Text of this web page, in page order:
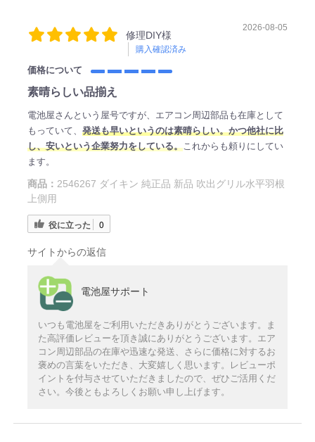
修理DIY様
購入確認済み
2026-08-05
価格について
素晴らしい品揃え
電池屋さんという屋号ですが、エアコン周辺部品も在庫として
もっていて、 発送も早いというのは素晴らしい。かつ他社に比
し、安いという企業努力をしている。これからも頼りにしてい
ます。
商品： 2546267 ダイキン 純正品 新品 吹出グリル水平羽根
上側用
役に立った 0
サイトからの返信
電池屋サポート
いつも電池屋をご利用いただきありがとうございます。ま
た高評価レビューを頂き誠にありがとうございます。エア
コン周辺部品の在庫や迅速な発送、さらに価格に対するお
褒めの言葉をいただき、大変嬉しく思います。レビューポ
イントを付与させていただきましたので、ぜひご活用くだ
さい。今後ともよろしくお願い申し上げます。